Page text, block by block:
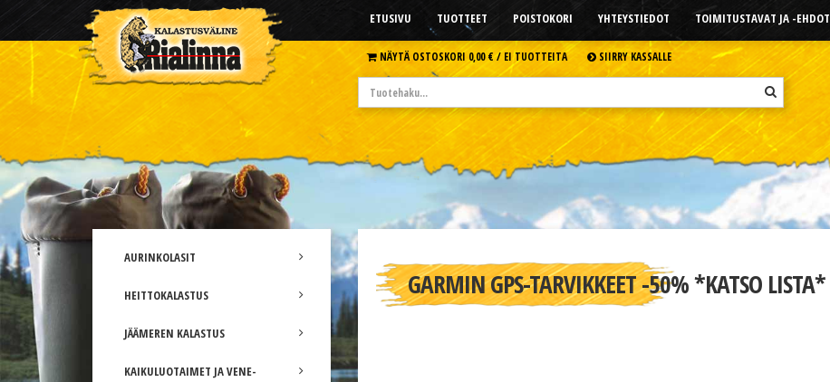
ETUSIVU TUOTTEET POISTOKORI YHTEYSTIEDOT TOIMITUSTAVAT JA -EHDOT
NÄYTÄ OSTOSKORI 0,00 € /EI TUOTTEITA SIIRRY KASSALLE
AURINKOLASIT
HEITTOKALASTUS
JÄÄMEREN KALASTUS
KAIKULUOTAIMET JA VENE-
GARMIN GPS-TARVIKKEET -50% *KATSO LISTA*